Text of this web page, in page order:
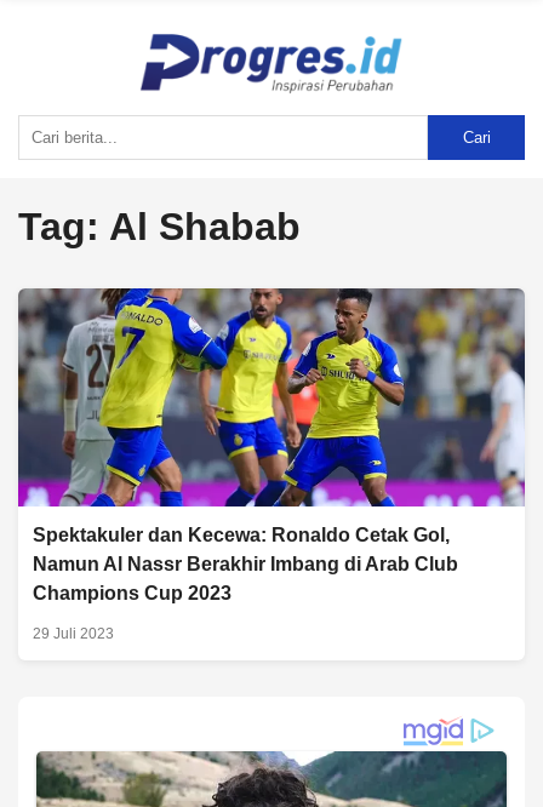
Cari
Tag: Al Shabab
Spektakuler dan Kecewa: Ronaldo Cetak Gol,
Namun Al Nassr Berakhir Imbang di Arab Club
Champions Cup 2023
29 Juli 2023